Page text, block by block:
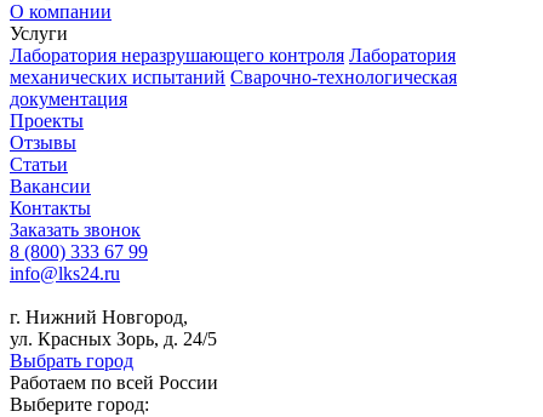
О компании
Услуги
Лаборатория неразрушающего контроля Лаборатория
механических испытаний Сварочно-технологическая
документация
Проекты
Отзывы
Статьи
Вакансии
Контакты
Заказать звонок
8 (800) 333 67 99
info@lks24.ru
г. Нижний Новгород,
ул. Красных Зорь, д. 24/5
Выбрать город
Работаем по всей России
Выберите город: